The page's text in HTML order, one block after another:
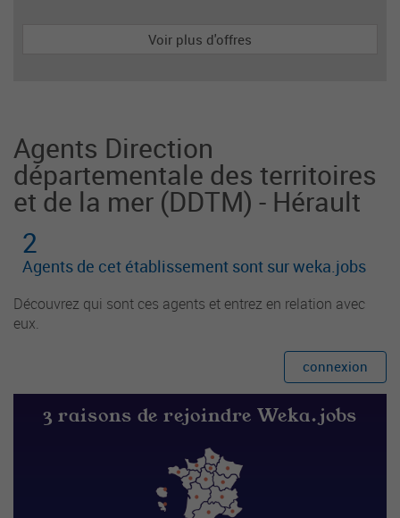
des collections. Il assure le service de lecture pu
Voir plus d'offres
Agents Direction
départementale des territoires
et de la mer (DDTM) - Hérault
2
Agents de cet établissement sont sur weka.jobs
Découvrez qui sont ces agents et entrez en relation avec
eux.
connexion
3 raisons de rejoindre Weka.jobs